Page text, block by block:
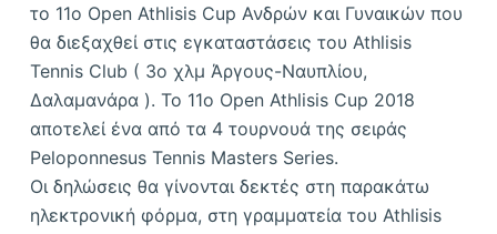
το 11ο Open Athlisis Cup Ανδρών και Γυναικών που
θα διεξαχθεί στις εγκαταστάσεις του Athlisis
Tennis Club ( 3o χλμ Άργους-Ναυπλίου,
Δαλαμανάρα ). Το 11ο Open Athlisis Cup 2018
αποτελεί ένα από τα 4 τουρνουά της σειράς
Peloponnesus Tennis Masters Series.
Οι δηλώσεις θα γίνονται δεκτές στη παρακάτω
ηλεκτρονική φόρμα, στη γραμματεία του Athlisis